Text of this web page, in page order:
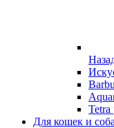
Tetra
Для кошек и